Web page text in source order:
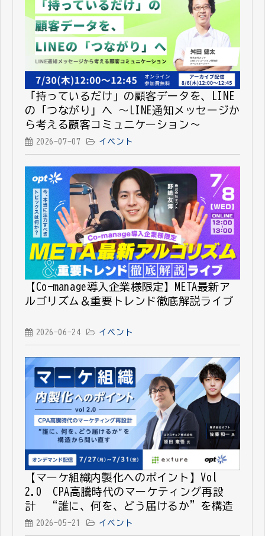
「持っているだけ」の顧客データを、LINE
の「つながり」へ 〜LINE通知メッセージか
ら考える顧客コミュニケーション〜
2026-07-07 イベント
【Co-manage導入企業様限定】META最新ア
ルゴリズム＆重要トレンド徹底解説ライブ
2026-06-24 イベント
【マーケ組織内製化へのポイント】Vol
2.0 CPA高騰時代のマーケティング再設
計 “誰に、何を、どう届けるか”を構造
から問い直す
2026-05-21 イベント